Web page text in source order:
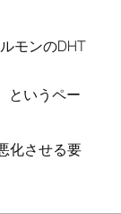
モンのDHT
というペー
化させる要